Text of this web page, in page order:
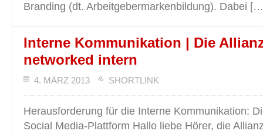
Branding (dt. Arbeitgebermarkenbildung). Dabei
Interne Kommunikation | Die
networked intern
4. MÄRZ 2013 SHORTLINK
Herausforderung für die Interne Kommunikation:
Social Media-Plattform Hallo liebe Hörer, die